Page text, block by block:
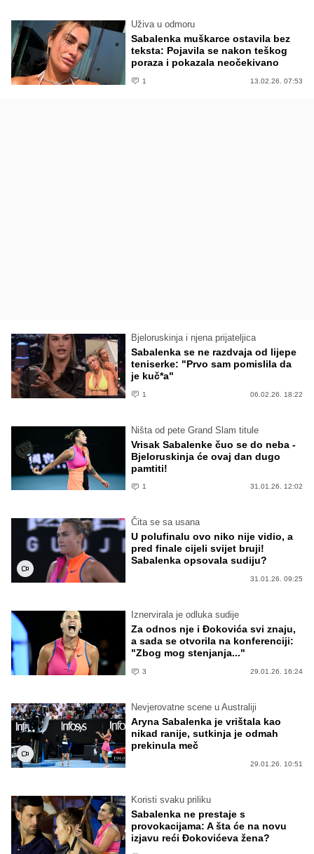
Uživa u odmoru
Sabalenka muškarce ostavila bez
teksta: Pojavila se nakon teškog
poraza i pokazala neočekivano
1 13.02.26. 07:53
Bjeloruskinja i njena prijateljica
Sabalenka se ne razdvaja od lijepe
teniserke: "Prvo sam pomislila da
je kuč*a"
1 06.02.26. 18:22
Ništa od pete Grand Slam titule
Vrisak Sabalenke čuo se do neba -
Bjeloruskinja će ovaj dan dugo
pamtiti!
1 31.01.26. 12:02
Čita se sa usana
U polufinalu ovo niko nije vidio, a
pred finale cijeli svijet bruji!
Sabalenka opsovala sudiju?
31.01.26. 09:25
Iznervirala je odluka sudije
Za odnos nje i Đokovića svi znaju,
a sada se otvorila na konferenciji:
"Zbog mog stenjanja..."
3 29.01.26. 16:24
Nevjerovatne scene u Australiji
Aryna Sabalenka je vrištala kao
nikad ranije, sutkinja je odmah
prekinula meč
29.01.26. 10:51
Koristi svaku priliku
Sabalenka ne prestaje s
provokacijama: A šta će na novu
izjavu reći Đokovićeva žena?